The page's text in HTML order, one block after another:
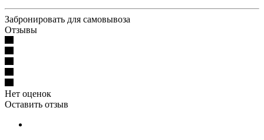
Забронировать для самовывоза
Отзывы
Нет оценок
Оставить отзыв